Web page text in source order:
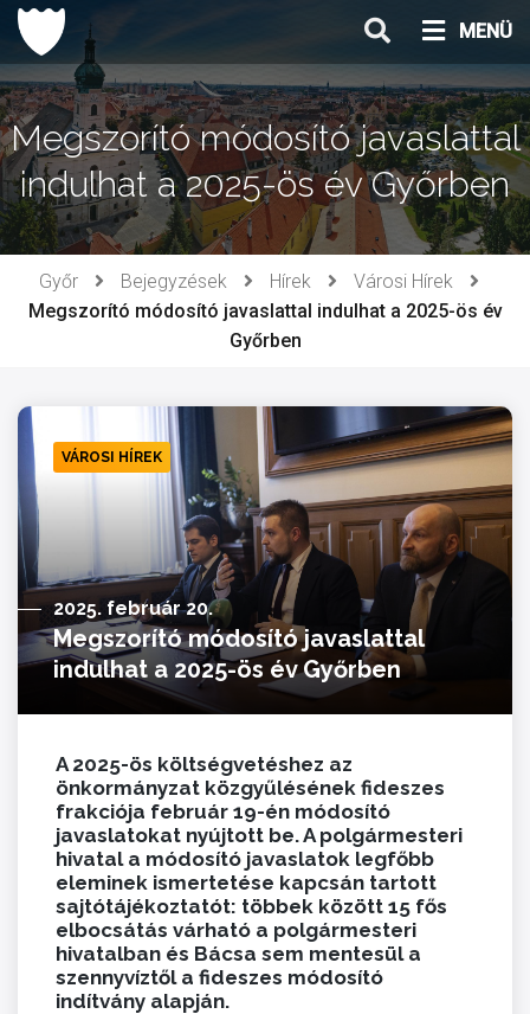
Ugrás
tartalomhoz
MENÜ
Megszorító módosító javaslattal
indulhat a 2025-ös év Győrben
Győr Bejegyzések Hírek
Városi Hírek
Megszorító módosító javaslattal indulhat a 2025-ös év
Győrben
VÁROSI HÍREK
2025. február 20.
Megszorító módosító javaslattal
indulhat a 2025-ös év Győrben
A 2025-ös költségvetéshez az
önkormányzat közgyűlésének fideszes
frakciója február 19-én módosító
javaslatokat nyújtott be. A polgármesteri
hivatal a módosító javaslatok legfőbb
eleminek ismertetése kapcsán tartott
sajtótájékoztatót: többek között 15 fős
elbocsátás várható a polgármesteri
hivatalban és Bácsa sem mentesül a
szennyvíztől a fideszes módosító
indítvány alapján.